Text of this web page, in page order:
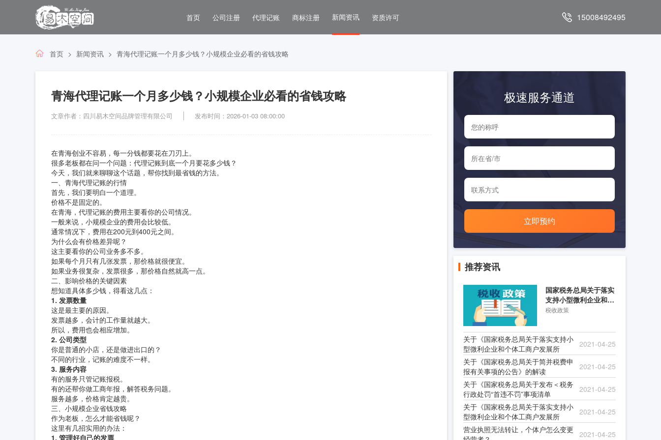
首页 公司注册 代理记账 商标注册 新闻资讯 资质许可 15008492495
首页 新闻资讯 青海代理记账一个月多少钱？小规模企业必看的省钱攻略
青海代理记账一个月多少钱？小规模企业必看的省钱攻略
文章作者：四川易木空间品牌管理有限公司 发布时间：2026-01-03 08:00:00
在青海创业不容易，每一分钱都要花在刀刃上。
很多老板都在问一个问题：代理记账到底一个月要花多少钱？
今天，我们就来聊聊这个话题，帮你找到最省钱的方法。
一、青海代理记账的行情
首先，我们要明白一个道理。
价格不是固定的。
在青海，代理记账的费用主要看你的公司情况。
一般来说，小规模企业的费用会比较低。
通常情况下，费用在200元到400元之间。
为什么会有价格差异呢？
这主要看你的公司业务多不多。
如果每个月只有几张发票，那价格就很便宜。
如果业务很复杂，发票很多，那价格自然就高一点。
二、影响价格的关键因素
想知道具体多少钱，得看这几点：
1. 发票数量
这是最主要的原因。
发票越多，会计的工作量就越大。
所以，费用也会相应增加。
2. 公司类型
你是普通的小店，还是做进出口的？
不同的行业，记账的难度不一样。
3. 服务内容
有的服务只管记账报税。
有的还帮你做工商年报，解答税务问题。
服务越多，价格肯定越贵。
三、小规模企业省钱攻略
作为老板，怎么才能省钱呢？
这里有几招实用的办法：
1. 管理好自己的发票
极速服务通道
立即预约
推荐资讯
国家税务总局关于落实
支持小型微利企业和个
体工商户发展所得税优
税收政策
关于《国家税务总局关于落实支持小
型微利企业和个体工商户发展所
2021-04-25
关于《国家税务总局关于简并税费申
报有关事项的公告》的解读
2021-04-25
关于《国家税务总局关于发布＜税务
行政处罚“首违不罚”事项清单
2021-04-25
关于《国家税务总局关于落实支持小
型微利企业和个体工商户发展所
2021-04-25
营业执照无法转让，个体户怎么变更
2021-04-25